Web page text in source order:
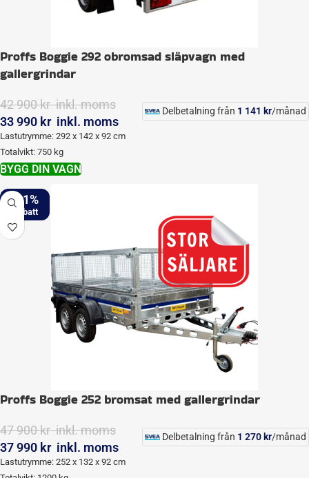
Proffs Boggie 292 obromsad släpvagn med
gallergrindar
42 900kr inkl. moms
33 990 kr inkl. moms
Delbetalning från 1 141 kr/månad
Lastutrymme: 292 x 142 x 92 cm
Totalvikt: 750 kg
BYGG DIN VAGN
-21%
Proffs Boggie 252 bromsat med gallergrindar
47 900kr inkl. moms
37 990 kr inkl. moms
Delbetalning från 1 270 kr/månad
Lastutrymme: 252 x 132 x 92 cm